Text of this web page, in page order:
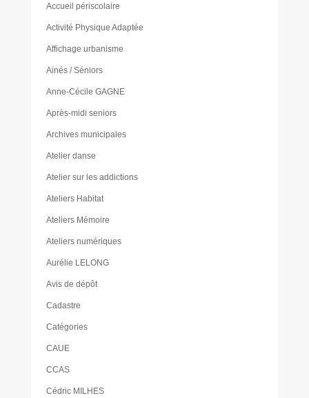
Accueil périscolaire
Activité Physique Adaptée
Affichage urbanisme
Ainés / Séniors
Anne-Cécile GAGNE
Après-midi seniors
Archives municipales
Atelier danse
Atelier sur les addictions
Ateliers Habitat
Ateliers Mémoire
Ateliers numériques
Aurélie LELONG
Avis de dépôt
Cadastre
Catégories
CAUE
CCAS
Cédric MILHES